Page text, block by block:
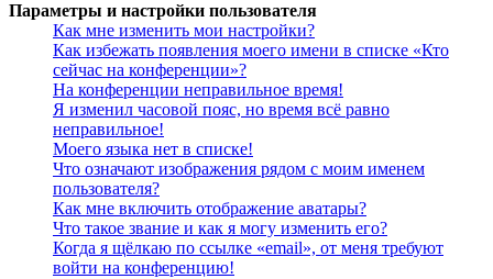
Параметры и настройки пользователя
Как мне изменить мои настройки?
Как избежать появления моего имени в списке «Кто
сейчас на конференции»?
На конференции неправильное время!
Я изменил часовой пояс, но время всё равно
неправильное!
Моего языка нет в списке!
Что означают изображения рядом с моим именем
пользователя?
Как мне включить отображение аватары?
Что такое звание и как я могу изменить его?
Когда я щёлкаю по ссылке «email», от меня требуют
войти на конференцию!